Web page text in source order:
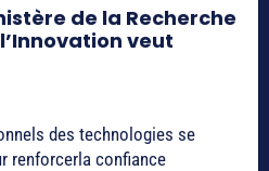
de la Recherche
veut
des technologies se
renforcerla confiance